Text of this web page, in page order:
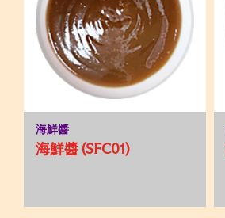
海鮮醬
海鮮醬 (SFC01)